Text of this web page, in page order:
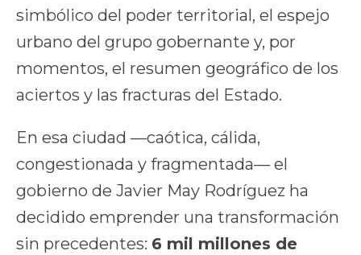
simbólico del poder territorial, el espejo
urbano del grupo gobernante y, por
momentos, el resumen geográfico de los
aciertos y las fracturas del Estado.
En esa ciudad —caótica, cálida,
congestionada y fragmentada— el
gobierno de Javier May Rodríguez ha
decidido emprender una transformación
sin precedentes: 6 mil millones de